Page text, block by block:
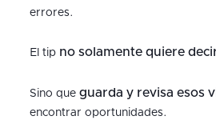
errores.
El tip no solamente quiere
Sino que guarda y revisa esos
encontrar oportunidades.